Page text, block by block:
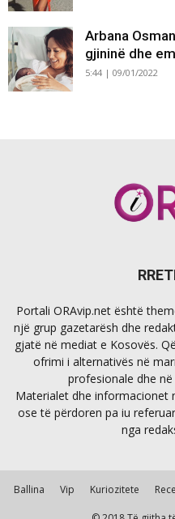
Arbana
gjininë dhe
5:44 | 09/01/2022
Portali ORAvip.net është
një grup gazetarësh dhe
gjatë në mediat e Kosovës.
ofrimi i alternativës në
profesionale dhe
Materialet dhe informacionet
ose të përdoren pa iu
nga
Ballina Vip Kuriozitete